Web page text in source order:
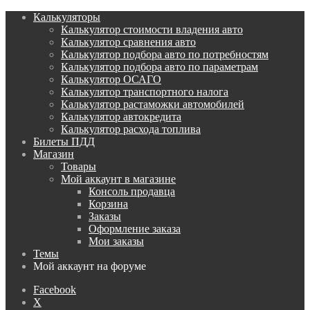
Калькуляторы
Калькулятор стоимости владения авто
Калькулятор сравнения авто
Калькулятор подбора авто по потребностям
Калькулятор подбора авто по параметрам
Калькулятор ОСАГО
Калькулятор транспортного налога
Калькулятор растаможки автомобилей
Калькулятор автокредита
Калькулятор расхода топлива
Билеты ПДД
Магазин
Товары
Мой аккаунт в магазине
Консоль продавца
Корзина
Заказы
Оформление заказа
Мои заказы
Темы
Мой аккаунт на форуме
Facebook
X